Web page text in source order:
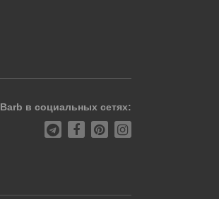
Barb в социальных сетях: